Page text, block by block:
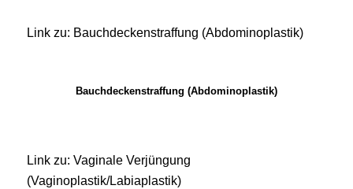
Link zu: Bauchdeckenstraffung (Abdominoplastik)
Bauchdeckenstraffung (Abdominoplastik)
Link zu: Vaginale Verjüngung
(Vaginoplastik/Labiaplastik)